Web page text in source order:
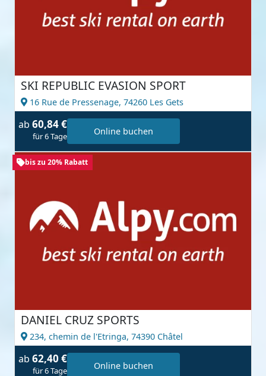
SKI REPUBLIC EVASION SPORT
16 Rue de Pressenage, 74260 Les Gets
ab 60,84 €
für 6 Tage Online buchen
bis zu 20% Rabatt
DANIEL CRUZ SPORTS
234, chemin de l'Etringa, 74390 Châtel
ab 62,40 €
für 6 Tage Online buchen